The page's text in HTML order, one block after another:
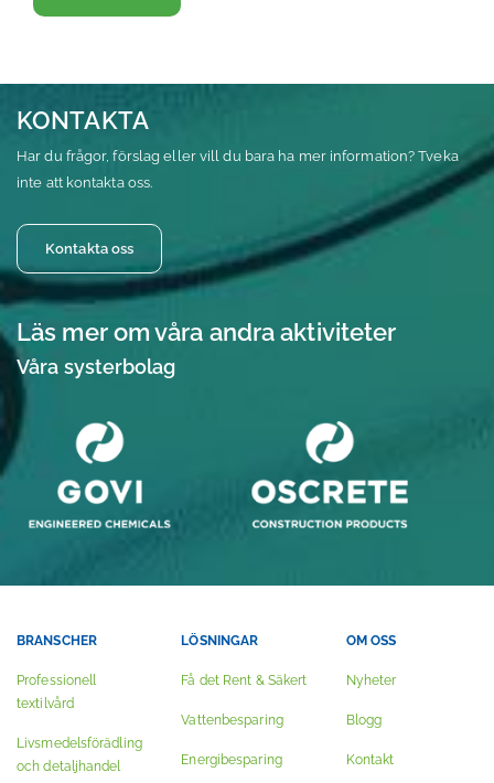
KONTAKTA
Har du frågor, förslag eller vill du bara ha mer information? Tveka
inte att kontakta oss.
Kontakta oss
Läs mer om våra andra aktiviteter
Våra systerbolag
BRANSCHER
Professionell
textilvård
Livsmedelsförädling
och detaljhandel
LÖSNINGAR
Få det Rent & Säkert
Vattenbesparing
Energibesparing
OM OSS
Nyheter
Blogg
Kontakt